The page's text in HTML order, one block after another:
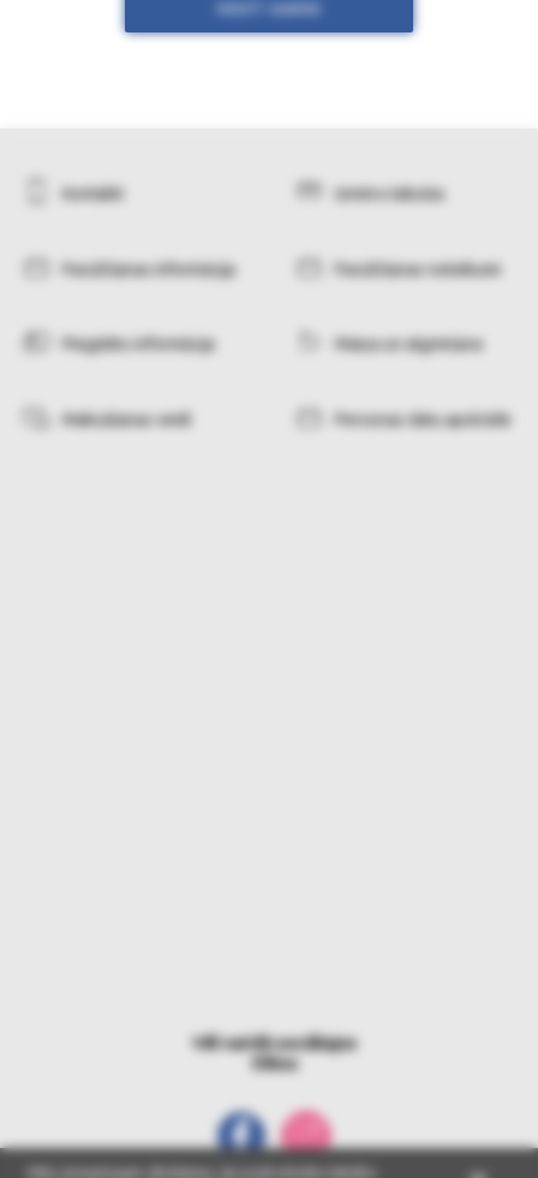
Kontakti Izmēru tabulas
Pasūtīšanas informācija Pasūtīšanas noteikumi
Piegādes informācija Maiņa un atgriešana
Maksāšanas veidi Personas datu apstrāde
Vēl vairāk sociālajos
tīklos